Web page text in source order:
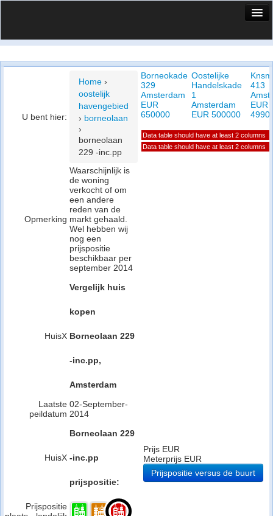
Vergelijk prijsposities - wijk
U bent hier:
Home ›
oostelijk
havengebied
› borneolaan
›
borneolaan
229 -inc.pp
Opmerking
Waarschijnlijk is
de woning
verkocht of om
een andere
reden van de
markt gehaald.
Wel hebben wij
nog een
prijspositie
beschikbaar per
september 2014
HuisX
Vergelijk huis
kopen
Borneolaan 229
-inc.pp,
Amsterdam
Laatste
peildatum
02-September-
2014
HuisX
Borneolaan 229
-inc.pp
prijspositie:
Prijspositie
Borneokade
329
Amsterdam
EUR
650000
Oostelijke
Handelskade
1
Amsterdam
EUR 500000
413
EUR
Data table should have at least 2 columns
Data table should have at least 2 columns
Prijs EUR
Meterprijs EUR
Prijspositie versus de buurt